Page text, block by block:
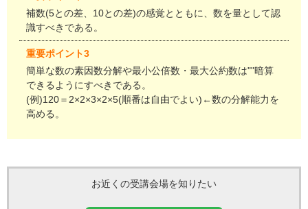
補数(5との差、10との差)の感覚とともに、数を量として認
識すべきである。
重要ポイント3
簡単な数の素因数分解や最小公倍数・最大公約数は""暗算
できるようにすべきである。
(例)120＝2×2×3×2×5(順番は自由でよい)←数の分解能力を
高める。
お近くの受講会場を知りたい